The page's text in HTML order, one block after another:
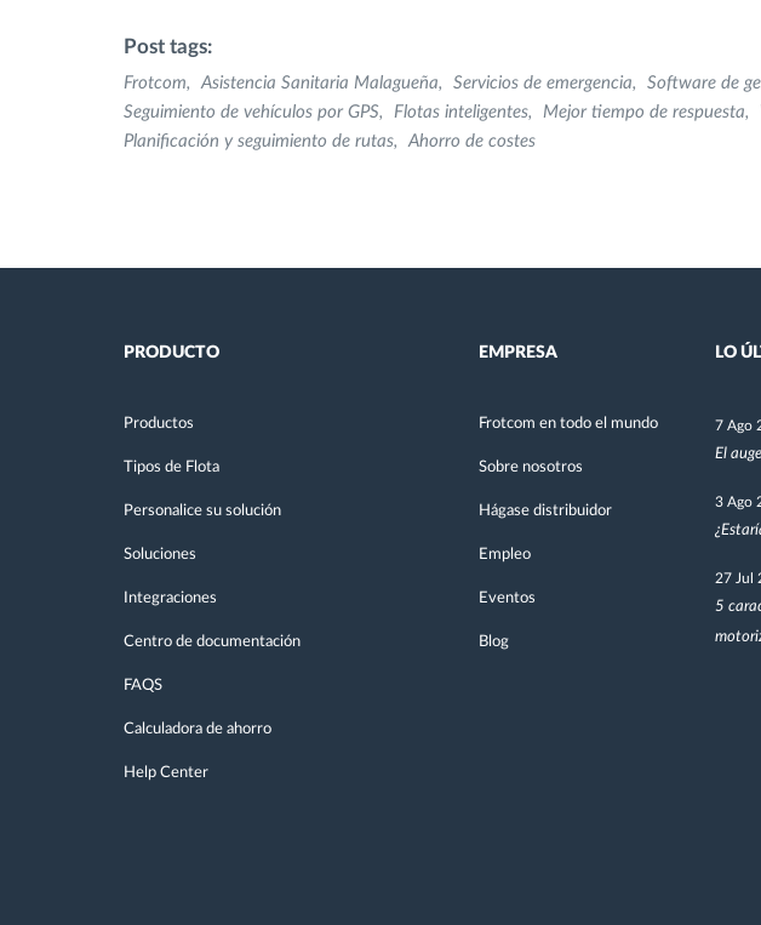
Post tags:
Frotcom Asistencia Sanitaria Malagueña Servicios de emergencia
Software de
Seguimiento de vehículos por GPS
Flotas inteligentes Mejor tiempo de respuesta
Planificación y seguimiento de rutas
Ahorro de costes
PRODUCTO
Productos
Tipos de Flota
Personalice su solución
Soluciones
Integraciones
Centro de documentación
FAQS
Calculadora de ahorro
Help Center
EMPRESA
Frotcom en todo el mundo
Sobre nosotros
Hágase distribuidor
Empleo
Eventos
Blog
LO
7 Ago
El
3 Ago
27 Jul
5